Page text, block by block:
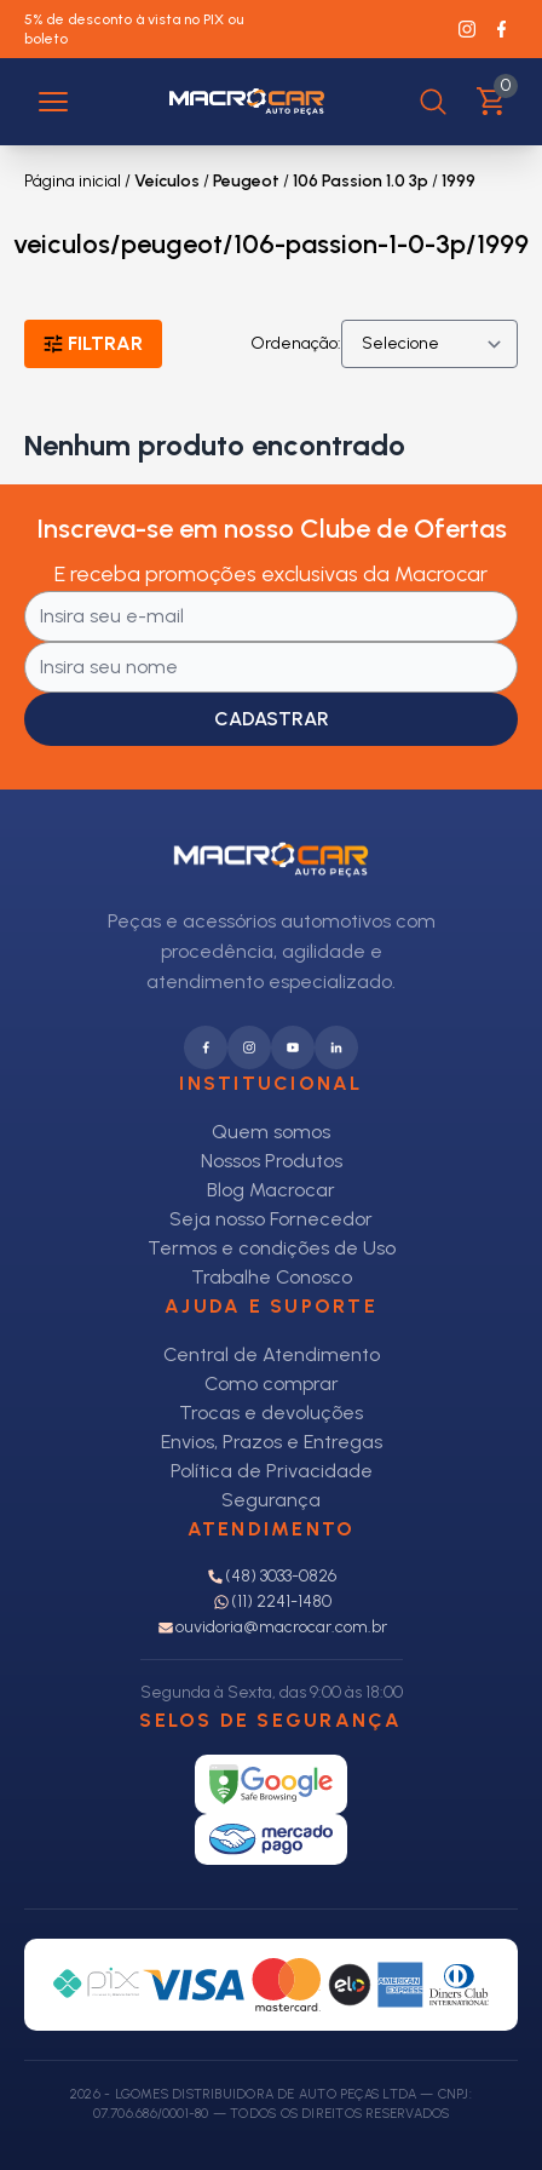
5% de desconto à vista no PIX ou
boleto
0
Página inicial /Veículos /Peugeot /106 Passion 1.0 3p/1999
veiculos/peugeot/106-passion-1-0-3p/1999
FILTRAR Ordenação:
Nenhum produto encontrado
Inscreva-se em nosso Clube de Ofertas
E receba promoções exclusivas da Macrocar
CADASTRAR
Peças e acessórios automotivos com
procedência, agilidade e
atendimento especializado.
INSTITUCIONAL
Quem somos
Nossos Produtos
Blog Macrocar
Seja nosso Fornecedor
Termos e condições de Uso
Trabalhe Conosco
AJUDA E SUPORTE
Central de Atendimento
Como comprar
Trocas e devoluções
Envios, Prazos e Entregas
Política de Privacidade
Segurança
ATENDIMENTO
(48) 3033-0826
(11) 2241-1480
ouvidoria@macrocar.com.br
Segunda à Sexta, das 9:00 às 18:00
SELOS DE SEGURANÇA
2026 - LGOMES DISTRIBUIDORA DE AUTO PEÇAS LTDA — CNPJ:
07.706.686/0001-80 — TODOS OS DIREITOS RESERVADOS